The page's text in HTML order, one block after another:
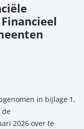
in bijlage 1,
de
2026 over te